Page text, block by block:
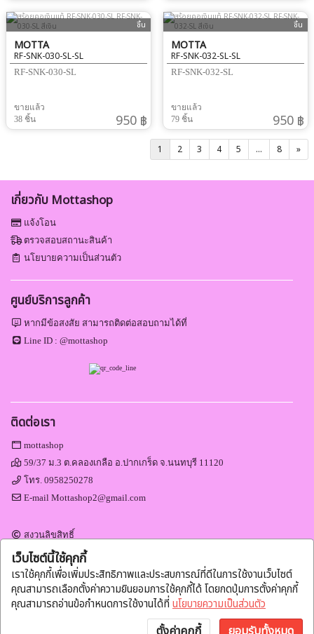
เว็บไซต์นี้ใช้คุกกี้
เราใช้คุกกี้เพื่อเพิ่มประสิทธิภาพและประสบการณ์ที่ดีในการใช้งานเว็บไซต์
คุณสามารถเลือกตั้งค่าความยินยอมการใช้คุกกี้ได้ โดยกดปุ่มการตั้งค่าคุกกี้
คุณสามารถอ่านข้อกำหนดการใช้งานได้ที่ นโยบายความเป็นส่วนตัว
ชิ้น
MOTTA
RF-SNK-030-SL-SL
RF-SNK-030-SL
ขายแล้ว
38 ชิ้น
950 ฿
ชิ้น
MOTTA
RF-SNK-032-SL-SL
RF-SNK-032-SL
ขายแล้ว
79 ชิ้น
950 ฿
1 2 3 4 5 ... 8 »
เกี่ยวกับ Mottashop
แจ้งโอน
ตรวจสอบสถานะสินค้า
นโยบายความเป็นส่วนตัว
ศูนย์บริการลูกค้า
หากมีข้อสงสัย สามารถติดต่อสอบถามได้ที่
Line ID :@mottashop
ติดต่อเรา
mottashop
59/37 ม.3 ต.คลองเกลือ อ.ปากเกร็ด จ.นนทบุรี 11120
โทร.0958250278
E-mailMottashop2@gmail.com
สงวนลิขสิทธิ์
Engine byCommerzy Co.,Ltd.
v1.20.0.02.20